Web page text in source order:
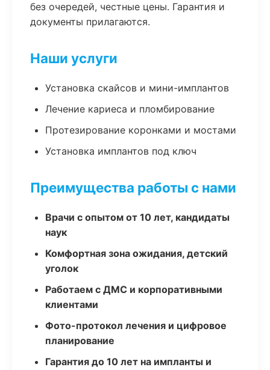
без очередей, честные цены. Гарантия и
документы прилагаются.
Наши услуги
Установка скайсов и мини-имплантов
Лечение кариеса и пломбирование
Протезирование коронками и мостами
Установка имплантов под ключ
Преимущества работы с нами
Врачи с опытом от 10 лет, кандидаты
наук
Комфортная зона ожидания, детский
уголок
Работаем с ДМС и корпоративными
клиентами
Фото-протокол лечения и цифровое
планирование
Гарантия до 10 лет на импланты и